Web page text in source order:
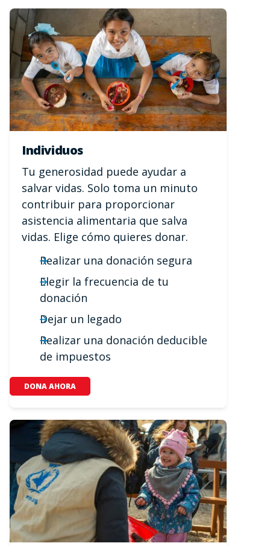
Individuos
Tu generosidad puede ayudar a
salvar vidas. Solo toma un minuto
contribuir para proporcionar
asistencia alimentaria que salva
vidas. Elige cómo quieres donar.
Realizar una donación segura
Elegir la frecuencia de tu
donación
Dejar un legado
Realizar una donación deducible
de impuestos
DONA AHORA